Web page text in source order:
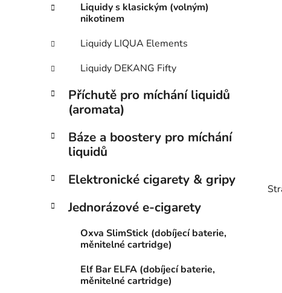
Liquidy s klasickým (volným)
nikotinem
Liquidy LIQUA Elements
Liquidy DEKANG Fifty
Příchutě pro míchání liquidů
(aromata)
Báze a boostery pro míchání
liquidů
Elektronické cigarety & gripy
Jednorázové e-cigarety
Oxva SlimStick (dobíjecí baterie,
měnitelné cartridge)
Elf Bar ELFA (dobíjecí baterie,
měnitelné cartridge)